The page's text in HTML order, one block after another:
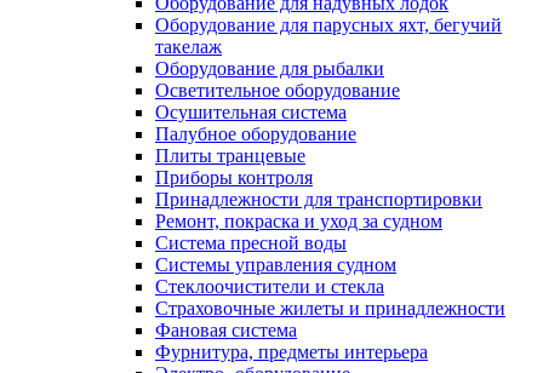
Оборудование для парусных яхт, бегучий
такелаж
Оборудование для рыбалки
Осветительное оборудование
Осушительная система
Палубное оборудование
Плиты транцевые
Приборы контроля
Принадлежности для транспортировки
Ремонт, покраска и уход за судном
Система пресной воды
Системы управления судном
Стеклоочистители и стекла
Страховочные жилеты и принадлежности
Фановая система
Фурнитура, предметы интерьера